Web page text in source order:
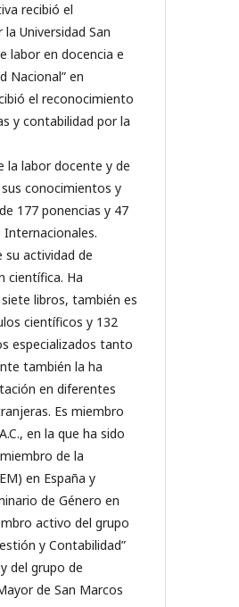
recibió el
Universidad San
labor en docencia e
Nacional” en
el reconocimiento
y contabilidad por la
la labor docente y de
conocimientos y
177 ponencias y 47
actividad de
científica. Ha
libros, también es
científicos y 132
especializados tanto
también la ha
en diferentes
Es miembro
en la que ha sido
de la
en España y
de Género en
activo del grupo
y Contabilidad”
del grupo de
de San Marcos